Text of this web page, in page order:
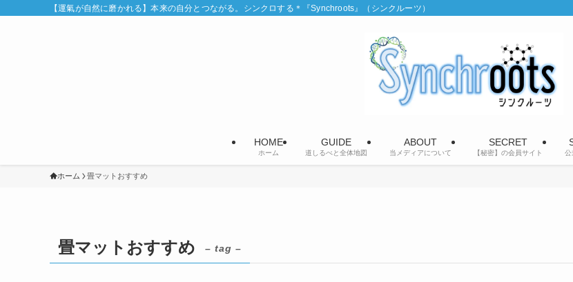
【運氣が自然に磨かれる】本来の自分とつながる。シンクロする＊『Synchroots』（シンクルーツ）
HOME
ホーム
GUIDE
道しるべと全体地図
ABOUT
当メディアについて
SECRET
【秘密】の会員サイト 公
ホーム 畳マットおすすめ
畳マットおすすめ – tag –